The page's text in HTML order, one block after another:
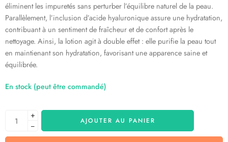
éliminent les impuretés sans perturber l’équilibre naturel de la peau.
Parallèlement, l’inclusion d’acide hyaluronique assure une hydratation,
contribuant à un sentiment de fraîcheur et de confort après le
nettoyage. Ainsi, la lotion agit à double effet : elle purifie la peau tout
en maintienant son hydratation, favorisant une apparence saine et
équilibrée.
En stock (peut être commandé)
+
−
AJOUTER AU PANIER